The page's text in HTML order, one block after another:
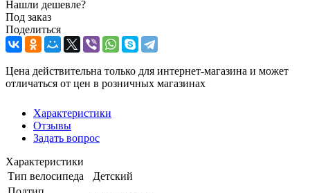
Нашли дешевле?
Под заказ
Поделиться
Цена действительна только для интернет-магазина и может
отличаться от цен в розничных магазинах
Характеристики
Отзывы
Задать вопрос
Характеристики
Тип велосипеда
Детский